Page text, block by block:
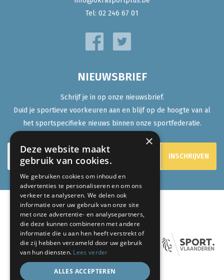
Tel: 02 246 67 01
NIEUWSBRIEF
Schrijf je in op onze nieuwsbrief.
Duid je sportieve voorkeuren aan en blijf op de hoogte van al
het sportspecifieke nieuws binnen onze sportfederatie.
ONZE PARTNERS:
×
Deze website maakt
gebruik van cookies.
We gebruiken cookies om inhoud en
advertenties te personaliseren en om ons
verkeer te analyseren. We delen ook
informatie over uw gebruik van onze site
met onze advertentie- en analysepartners,
die deze kunnen combineren met andere
informatie die u aan hen heeft verstrekt of
die zij hebben verzameld door uw gebruik
van hun diensten. Lees verder
ALLES ACCEPTEREN